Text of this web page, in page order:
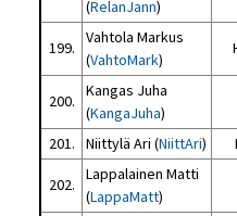
(RelanJann)
199.
Vahtola Markus
(VahtoMark)
200.
Kangas Juha
(KangaJuha)
201. Niittylä Ari (NiittAri)
202.
Lappalainen Matti
(LappaMatt)